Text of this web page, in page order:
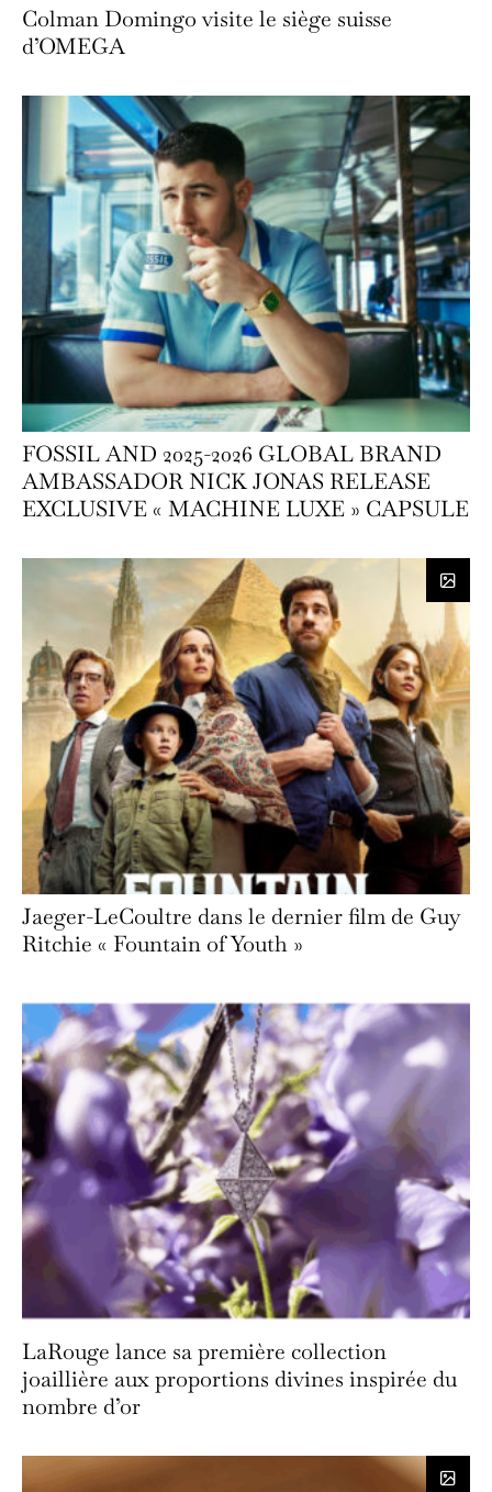
Colman Domingo visite le siège suisse
d’OMEGA
FOSSIL AND 2025-2026 GLOBAL BRAND
AMBASSADOR NICK JONAS RELEASE
EXCLUSIVE « MACHINE LUXE » CAPSULE
Jaeger-LeCoultre dans le dernier film de Guy
Ritchie « Fountain of Youth »
LaRouge lance sa première collection
joaillière aux proportions divines inspirée du
nombre d’or